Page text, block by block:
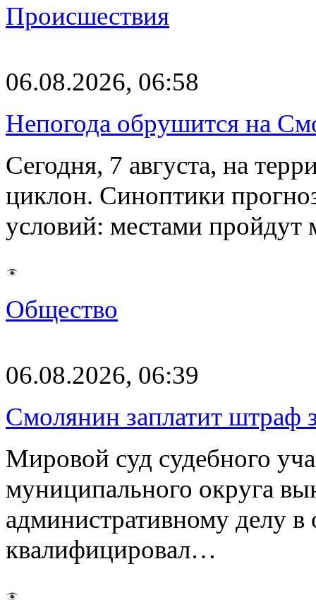
Происшествия
06.08.2026, 06:58
Непогода обрушится на
Сегодня, 7 августа, на
циклон. Синоптики
условий: местами
Общество
06.08.2026, 06:39
Смолянин заплатит штраф
Мировой суд судебного
муниципального округа
административному делу
квалифицировал…